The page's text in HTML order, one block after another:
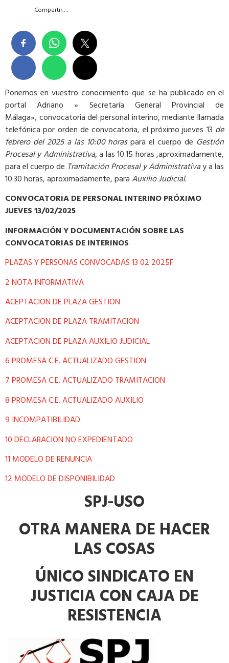
Compartir….
Ponemos en vuestro conocimiento que se ha publicado en el
portal Adriano » Secretaría General Provincial de
Málaga», convocatoria del personal interino, mediante llamada
telefónica por orden de convocatoria, el próximo jueves 13 de
febrero del 2025 a las 10:00 horaspara el cuerpo de Gestión
Procesal y Administrativa,a las 10.15 horas ,aproximadamente,
para el cuerpo de Tramitación Procesal y Administrativay a las
10.30 horas, aproximadamente, paraAuxilio Judicial.
CONVOCATORIA DE PERSONAL INTERINO PRÓXIMO
JUEVES 13/02/2025
INFORMACIÓN Y DOCUMENTACIÓN SOBRE LAS
CONVOCATORIAS DE INTERINOS
PLAZAS Y PERSONAS CONVOCADAS 13 02 2025F
2 NOTA INFORMATIVA
ACEPTACION DE PLAZA GESTION
ACEPTACION DE PLAZA TRAMITACION
ACEPTACION DE PLAZA AUXILIO JUDICIAL
6 PROMESA C.E. ACTUALIZADO GESTION
7 PROMESA C.E. ACTUALIZADO TRAMITACION
8 PROMESA C.E. ACTUALIZADO AUXILIO
9 INCOMPATIBILIDAD
10 DECLARACION NO EXPEDIENTADO
11 MODELO DE RENUNCIA
12 MODELO DE DISPONIBILIDAD
SPJ-USO
OTRA MANERA DE HACER
LAS COSAS
ÚNICO SINDICATO EN
JUSTICIA CON CAJA DE
RESISTENCIA